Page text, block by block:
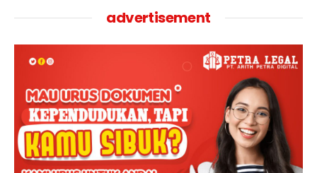
advertisement